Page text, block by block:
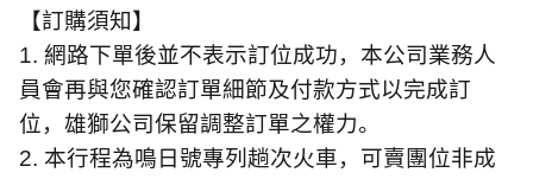
【訂購須知】
1. 網路下單後並不表示訂位成功，本公司業務人
員會再與您確認訂單細節及付款方式以完成訂
位，雄獅公司保留調整訂單之權力。
2. 本行程為鳴日號專列趟次火車，可賣團位非成